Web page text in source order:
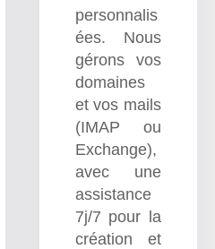
personnalis
ées. Nous
gérons vos
domaines
et vos mails
(IMAP ou
Exchange),
avec une
assistance
7j/7 pour la
création et